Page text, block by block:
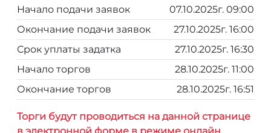
Начало подачи заявок
07.10.2025г. 09:00
Окончание подачи заявок
27.10.2025г. 16:00
Срок уплаты задатка
27.10.2025г. 16:30
Начало торгов
28.10.2025г. 11:00
Окончание торгов
28.10.2025г. 16:51
Торги будут проводиться на данной странице
в электронной форме в режиме онлайн.